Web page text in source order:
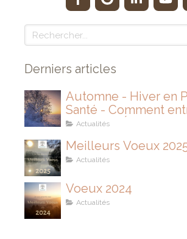
Rechercher
Derniers articles
Automne - Hiver en
Santé - Comment entretenir son
IMMUNITÉ
Actualités
Meilleurs Voeux
Actualités
Voeux 2024
Actualités